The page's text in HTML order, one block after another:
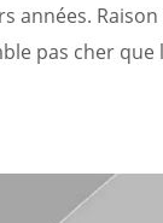
Raison
pas cher